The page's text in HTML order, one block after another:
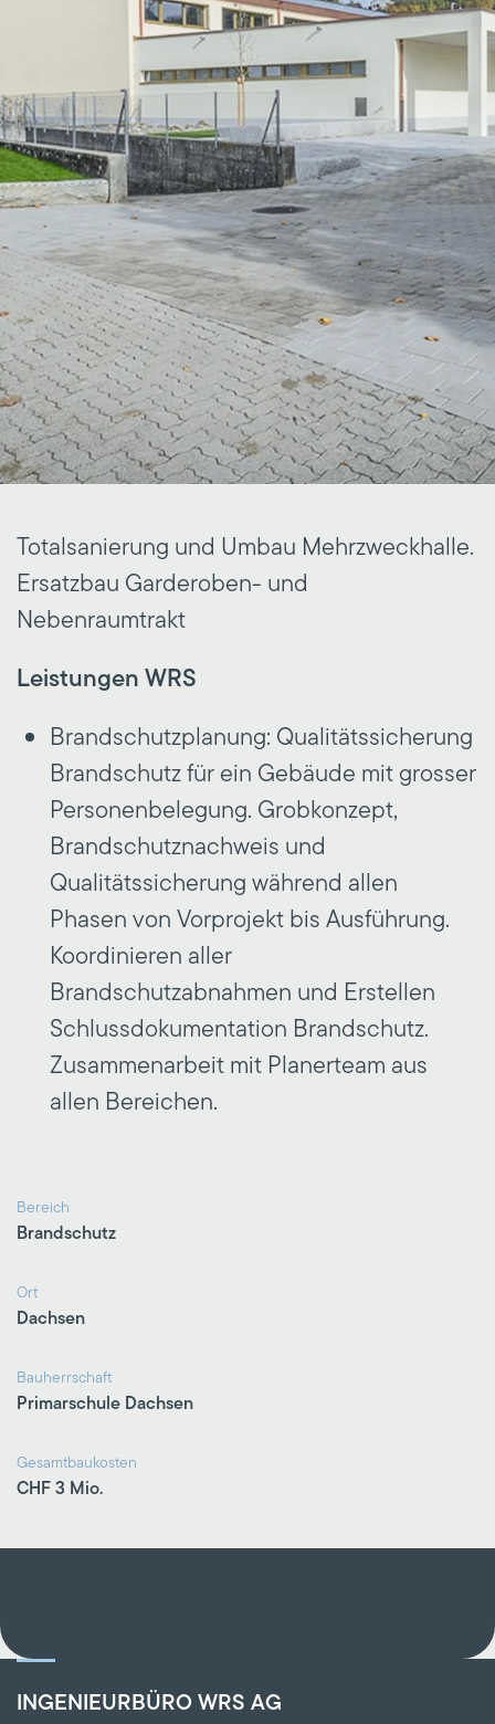
Totalsanierung und Umbau Mehrzweckhalle.
Ersatzbau Garderoben- und
Nebenraumtrakt
Leistungen WRS
Brandschutzplanung: Qualitätssicherung
Brandschutz für ein Gebäude mit grosser
Personenbelegung. Grobkonzept,
Brandschutznachweis und
Qualitätssicherung während allen
Phasen von Vorprojekt bis Ausführung.
Koordinieren aller
Brandschutzabnahmen und Erstellen
Schlussdokumentation Brandschutz.
Zusammenarbeit mit Planerteam aus
allen Bereichen.
Bereich
Brandschutz
Ort
Dachsen
Bauherrschaft
Primarschule Dachsen
Gesamtbaukosten
CHF 3 Mio.
INGENIEURBÜRO WRS AG